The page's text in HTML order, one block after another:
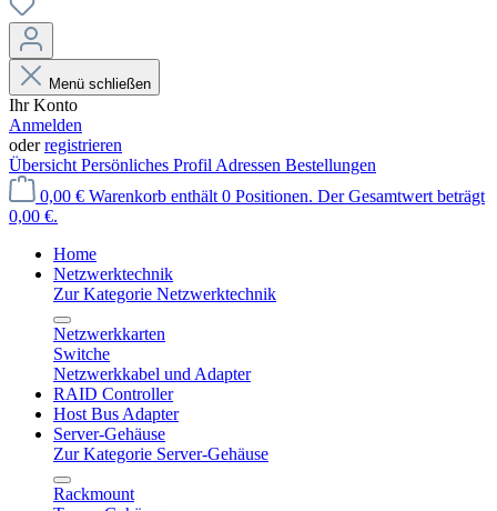
Menü schließen
Ihr Konto
Anmelden
oderregistrieren
Übersicht Persönliches Profil Adressen Bestellungen
0,00 € Warenkorb enthält 0 Positionen. Der Gesamtwert beträgt
0,00 €.
Home
Netzwerktechnik
Zur Kategorie Netzwerktechnik
Netzwerkkarten
Switche
Netzwerkkabel und Adapter
RAID Controller
Host Bus Adapter
Server-Gehäuse
Zur Kategorie Server-Gehäuse
Rackmount